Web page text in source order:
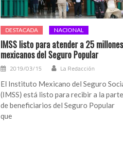
DESTACADA NACIONAL
IMSS listo para atender a 25 millones
mexicanos del Seguro Popular
2019/03/15 La Redacción
El Instituto Mexicano del Seguro
(IMSS) está listo para recibir a la
de beneficiarios del Seguro Popular
que